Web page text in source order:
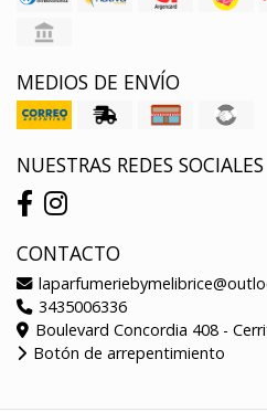
MEDIOS DE ENVÍO
NUESTRAS REDES SOCIALES
CONTACTO
3435006336
Boulevard Concordia 408 -
Botón de arrepentimiento